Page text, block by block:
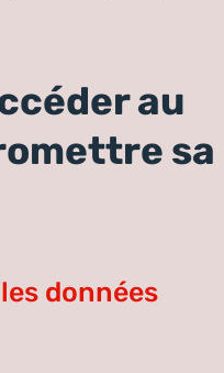
au
sa
données